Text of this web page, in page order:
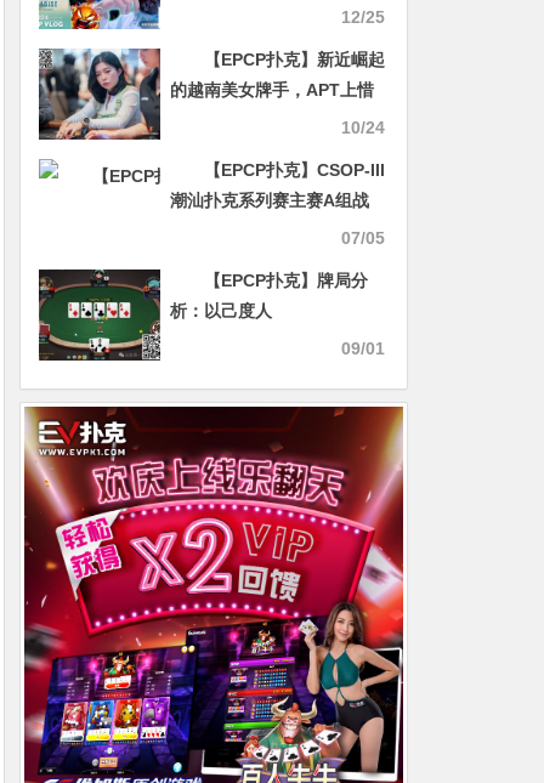
12/25
【EPCP扑克】新近崛起
的越南美女牌手，APT上惜
败中国玩家，却在Poker10/24
【EPCP扑克】CSOP-III
潮汕扑克系列赛主赛A组战
报：郑广275K领跑，赛场清
07/05
【EPCP扑克】牌局分
析：以己度人
09/01